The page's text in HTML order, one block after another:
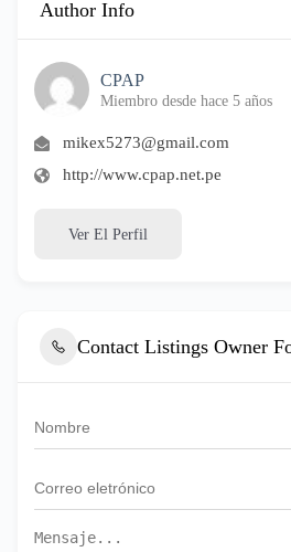
Author Info
CPAP
Miembro desde hace 5 años
mikex5273@gmail.com
http://www.cpap.net.pe
Ver El Perfil
Contact Listings Owner